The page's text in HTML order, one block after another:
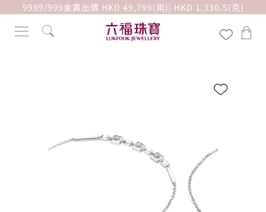
9999/999金賣出價 HKD 49,799(両)| HKD 1,330.5(克)